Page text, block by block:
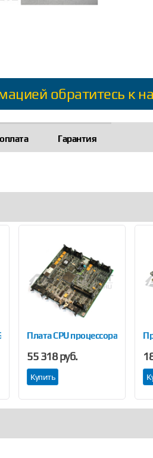
обратитесь к
Гарантия
No BT606914-02)
Плата CPU процессора Epsilion
55 318 руб.
Купить